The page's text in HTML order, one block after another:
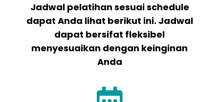
Jadwal pelatihan sesuai schedule
dapat Anda lihat berikut ini. Jadwal
dapat bersifat fleksibel
menyesuaikan dengan keinginan
Anda